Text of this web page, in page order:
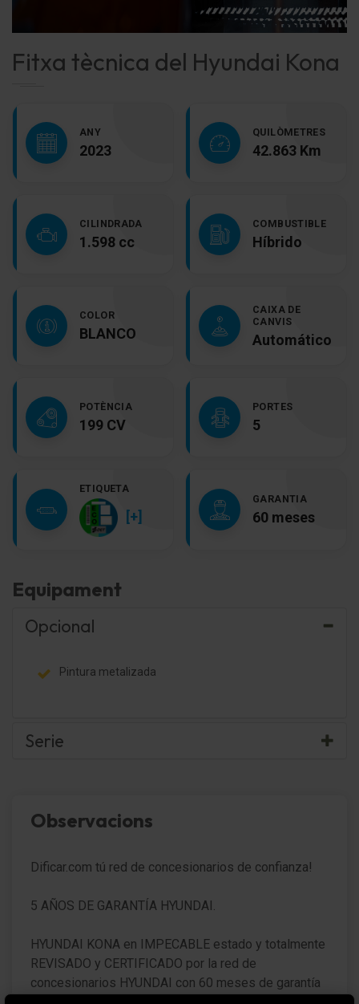
Fitxa tècnica del Hyundai Kona
ANY
2023
QUILÒMETRES
42.863 Km
CILINDRADA
1.598 cc
COMBUSTIBLE
Híbrido
COLOR
BLANCO
CAIXA DE
CANVIS
Automático
POTÈNCIA
199 CV
PORTES
5
ETIQUETA
[+]
GARANTIA
60 meses
Equipament
Opcional
Pintura metalizada
Serie
Paquete iluminación
estrangulación de aire, regulable
Retrovisor exterior regulable eléctricamente y
calefactable, ambos
Observacions
Dificar.com tú red de concesionarios de confianza!
5 AÑOS DE GARANTÍA HYUNDAI.
HYUNDAI KONA en IMPECABLE estado y totalmente
REVISADO y CERTIFICADO por la red de
concesionarios HYUNDAI con 60 meses de garantía